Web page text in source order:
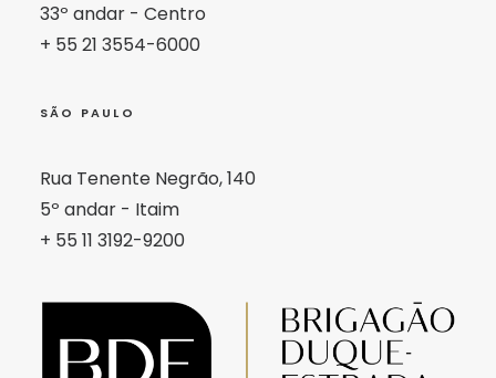
33º andar - Centro
+ 55 21 3554-6000
SÃO PAULO
Rua Tenente Negrão, 140
5º andar - Itaim
+ 55 11 3192-9200